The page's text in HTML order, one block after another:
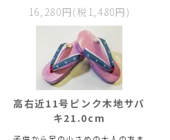
16,280円(税1,480円)
高右近11号ピンク木地サバ
キ21.0cm